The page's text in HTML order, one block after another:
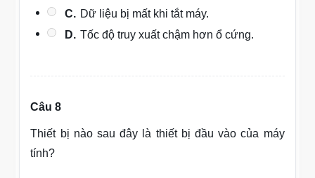
C. Dữ liệu bị mất khi tắt máy.
D. Tốc độ truy xuất chậm hơn ổ cứng.
Câu 8
Thiết bị nào sau đây là thiết bị đầu vào của máy
tính?